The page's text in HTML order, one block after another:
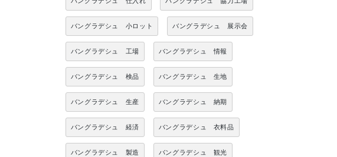
バングラデシュ 小ロット バングラデシュ 展示会
バングラデシュ 工場 バングラデシュ 情報
バングラデシュ 検品 バングラデシュ 生地
バングラデシュ 生産 バングラデシュ 納期
バングラデシュ 経済 バングラデシュ 衣料品
バングラデシュ 製造 バングラデシュ 観光